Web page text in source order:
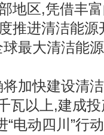
地区,凭借丰
推进清洁能
球最大清洁能
加快建设清
瓦以上,建成
电动四川”行